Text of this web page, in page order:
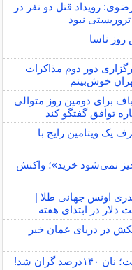
رویداد قتل دو نفر در
نبود
دور دوم مذاکرات
خوش‌بینم
برای دومین روز متوالی
توافق گفتگو کند
یک ویتامین رایج با
نمی‌شود خرید»؛ واکنش
اونس جهانی طلا |
در دریای عمان خبر